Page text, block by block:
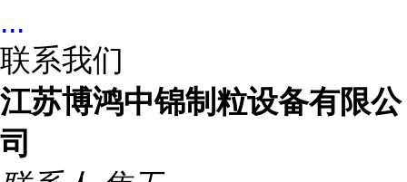
...
联系我们
江苏博鸿中锦制粒设备有限公
司